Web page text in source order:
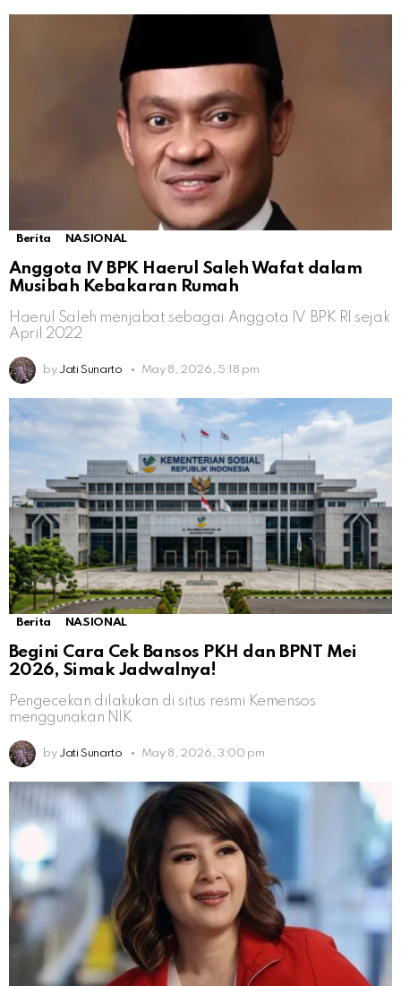
Berita NASIONAL
Anggota IV BPK Haerul Saleh Wafat dalam
Musibah Kebakaran Rumah
Haerul Saleh menjabat sebagai Anggota IV BPK RI sejak
April 2022
by Jati Sunarto May 8, 2026, 5:18 pm
Berita NASIONAL
Begini Cara Cek Bansos PKH dan BPNT Mei
2026, Simak Jadwalnya!
Pengecekan dilakukan di situs resmi Kemensos
menggunakan NIK
by Jati Sunarto May 8, 2026, 3:00 pm